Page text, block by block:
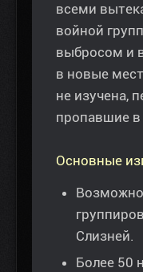
всеми
войной
выбросом и
в новые
не изучена,
пропавшие
Основные
Слизней.
Более 50